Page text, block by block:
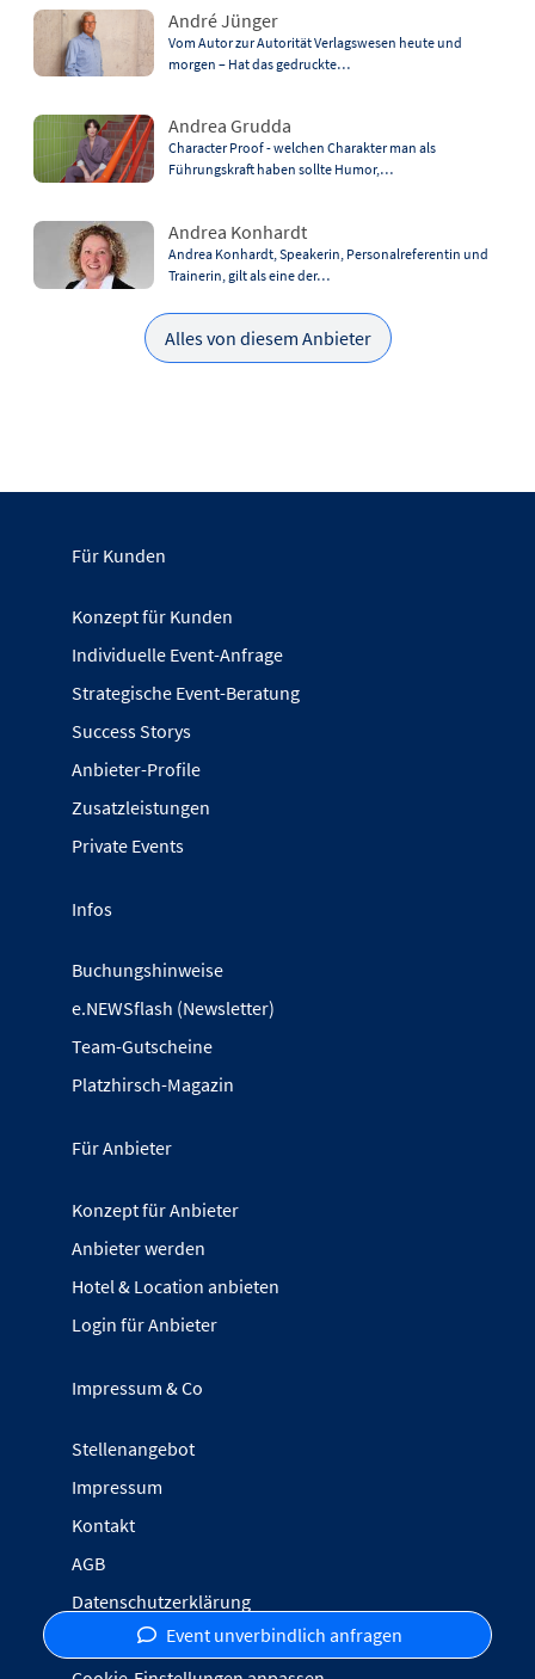
Event unverbindlich anfragen
André Jünger
Vom Autor zur Autorität Verlagswesen heute und
morgen – Hat das gedruckte…
Andrea Grudda
Character Proof - welchen Charakter man als
Führungskraft haben sollte Humor,…
Andrea Konhardt
Andrea Konhardt, Speakerin, Personalreferentin und
Trainerin, gilt als eine der…
Alles von diesem Anbieter
Für Kunden
Konzept für Kunden
Individuelle Event-Anfrage
Strategische Event-Beratung
Success Storys
Anbieter-Profile
Zusatzleistungen
Private Events
Infos
Buchungshinweise
e.NEWSflash (Newsletter)
Team-Gutscheine
Platzhirsch-Magazin
Für Anbieter
Konzept für Anbieter
Anbieter werden
Hotel & Location anbieten
Login für Anbieter
Impressum & Co
Stellenangebot
Impressum
Kontakt
AGB
Datenschutzerklärung
Inhalte melden